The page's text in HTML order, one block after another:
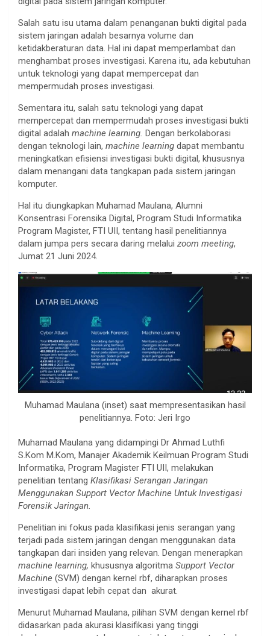
Salah satu isu utama dalam penanganan bukti digital pada
sistem jaringan adalah besarnya volume dan
ketidakberaturan data. Hal ini dapat memperlambat dan
menghambat proses investigasi. Karena itu, ada kebutuhan
untuk teknologi yang dapat mempercepat dan
mempermudah proses investigasi.
Sementara itu, salah satu teknologi yang dapat
mempercepat dan mempermudah proses investigasi bukti
digital adalah machine learning. Dengan berkolaborasi
dengan teknologi lain, machine learning dapat membantu
meningkatkan efisiensi investigasi bukti digital, khususnya
dalam menangani data tangkapan pada sistem jaringan
komputer.
Hal itu diungkapkan Muhamad Maulana, Alumni
Konsentrasi Forensika Digital, Program Studi Informatika
Program Magister, FTI UII, tentang hasil penelitiannya
dalam jumpa pers secara daring melalui zoom meeting,
Jumat 21 Juni 2024.
Muhamad Maulana (inset) saat mempresentasikan hasil
penelitiannya. Foto: Jeri Irgo
Muhamad Maulana yang didampingi Dr Ahmad Luthfi
S.Kom M.Kom, Manajer Akademik Keilmuan Program Studi
Informatika, Program Magister FTI UII, melakukan
penelitian tentang Klasifikasi Serangan Jaringan
Menggunakan Support Vector Machine Untuk Investigasi
Forensik Jaringan.
Penelitian ini fokus pada klasifikasi jenis serangan yang
terjadi pada sistem jaringan dengan menggunakan data
tangkapan dari insiden yang relevan. Dengan menerapkan
machine learning, khususnya algoritma Support Vector
Machine (SVM) dengan kernel rbf, diharapkan proses
investigasi dapat lebih cepat dan akurat.
Menurut Muhamad Maulana, pilihan SVM dengan kernel rbf
didasarkan pada akurasi klasifikasi yang tinggi